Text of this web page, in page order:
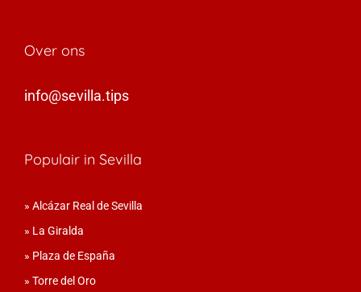
Over ons
info@sevilla.tips
Populair in Sevilla
» Alcázar Real de Sevilla
» La Giralda
» Plaza de España
» Torre del Oro